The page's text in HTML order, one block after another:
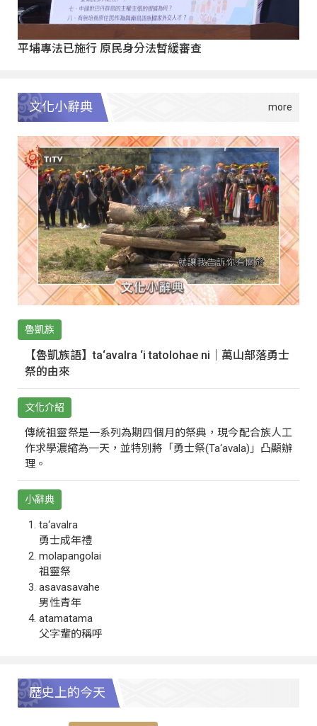
平埔專法已施行 原民身分法暫緩審查
文化小辭典
魯凱族
【魯凱族語】ta‘avalra ‘i tatolohae ni｜萬山部落勇士
祭的由來
文化介紹
傳統祖靈祭是一系列為期四個月的祭典，現今配合族人工
作求學濃縮為一天，並特別將「勇士祭(Ta‘avala)」凸顯辦
理。
小辭典
ta‘avalra
勇士成年禮
molapangolai
祖靈祭
asavasavahe
男性青年
atamatama
父字輩的稱呼
歷史上的今天